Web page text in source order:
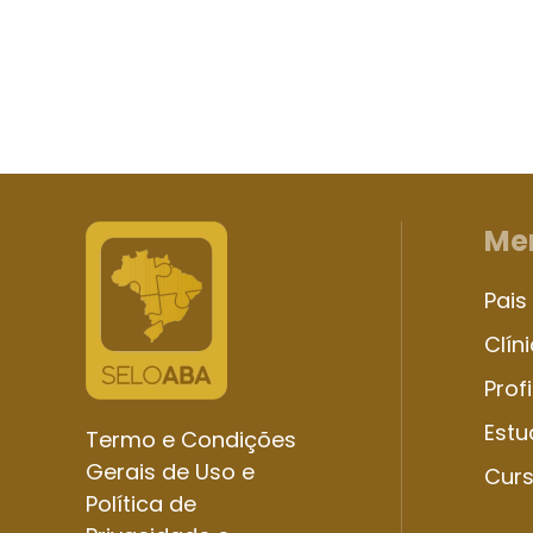
Termo e Condições
Gerais de Uso e
Política de
Pais